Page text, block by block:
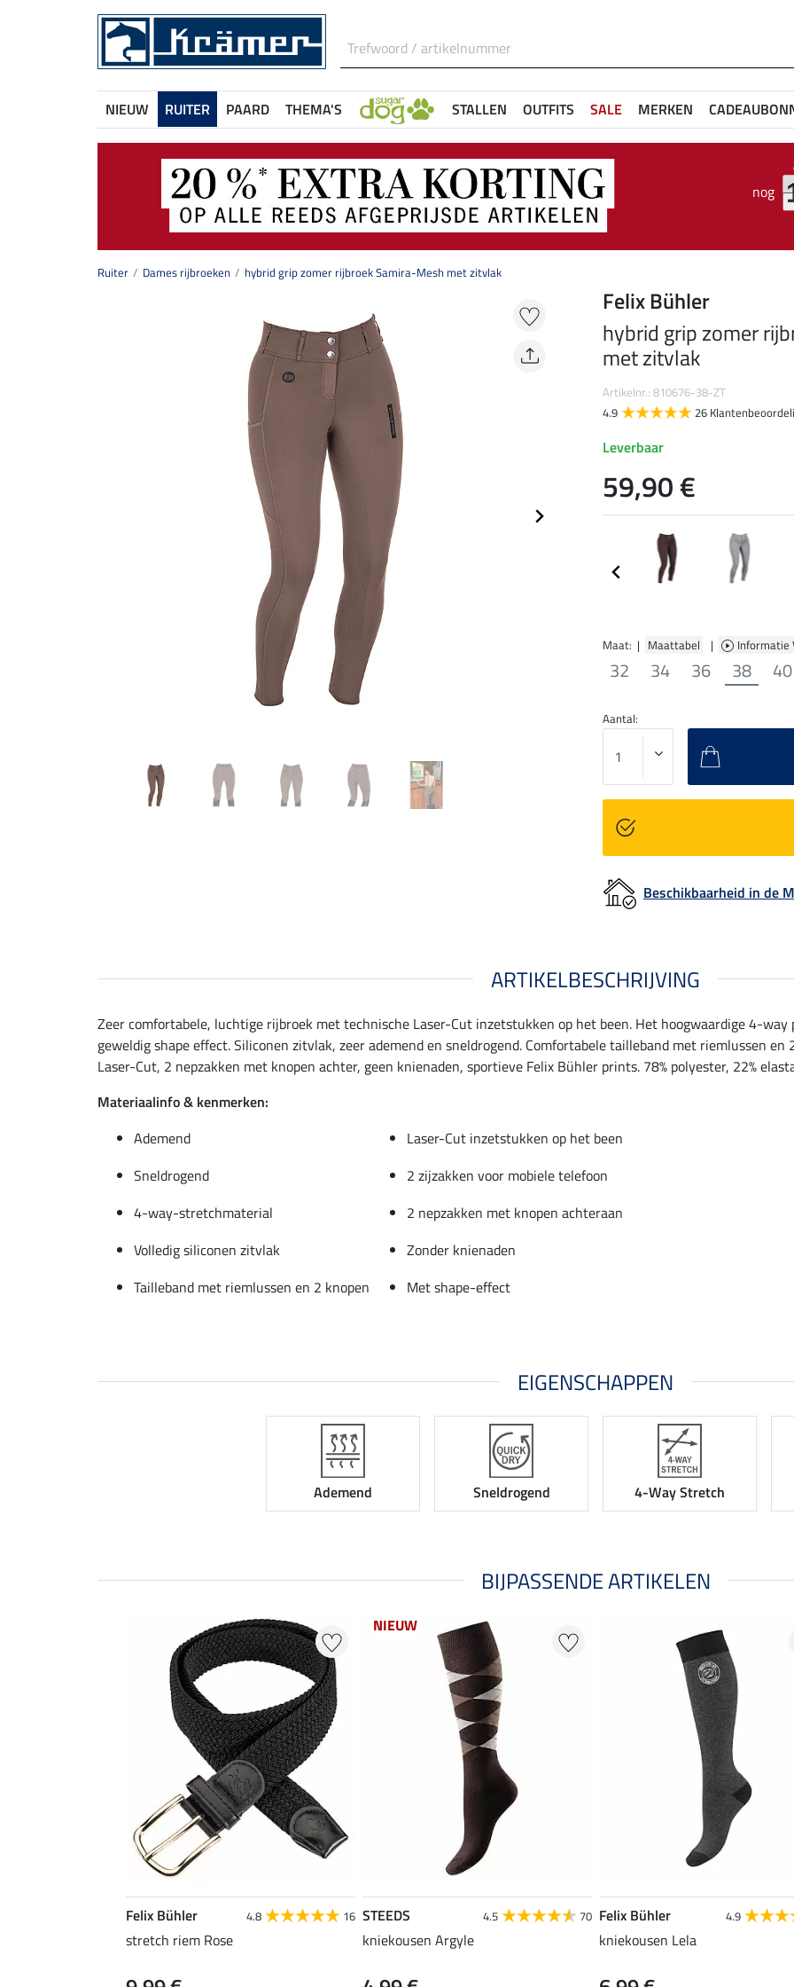
NIEUW RUITER PAARD THEMA'S STALLEN OUTFITS SALE MERKEN
nog
Ruiter Dames rijbroeken hybrid grip zomer rijbroek Samira-Mesh met zitvlak
Maat: | Maattabel | Informatie
32 34 36 38 40
Felix Bühler
hybrid grip zomer
met zitvlak
Artikelnr.: 810676-38-ZT
4.9
26
Leverbaar
59,90 €
Aantal:
Beschikbaarheid in de
ARTIKELBESCHRIJVING
Zeer comfortabele, luchtige rijbroek met technische Laser-Cut inzetstukken op het been. Het hoogwaardige 4-
geweldig shape effect. Siliconen zitvlak, zeer ademend en sneldrogend. Comfortabele tailleband met riemlussen
Laser-Cut, 2 nepzakken met knopen achter, geen knienaden, sportieve Felix Bühler prints. 78% polyester, 22%
Materiaalinfo & kenmerken:
Ademend
Laser-Cut inzetstukken op het been
Sneldrogend
2 zijzakken voor mobiele telefoon
4-way-stretchmaterial
2 nepzakken met knopen achteraan
Volledig siliconen zitvlak
Zonder knienaden
Tailleband met riemlussen en 2 knopen
Met shape-effect
EIGENSCHAPPEN
Ademend Sneldrogend 4-Way Stretch
BIJPASSENDE ARTIKELEN
Felix Bühler 4.8 16
stretch riem Rose
NIEUW
STEEDS 4.5 70
kniekousen Argyle
Felix Bühler 4.9
kniekousen Lela